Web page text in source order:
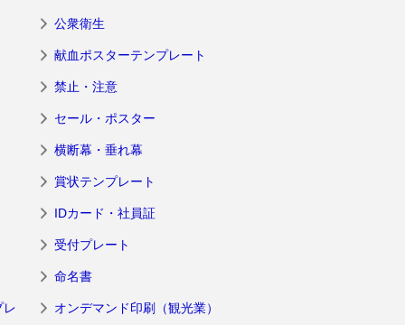
公衆衛生
献血ポスターテンプレート
禁止・注意
セール・ポスター
横断幕・垂れ幕
賞状テンプレート
IDカード・社員証
受付プレート
命名書
レ
オンデマンド印刷（観光業）